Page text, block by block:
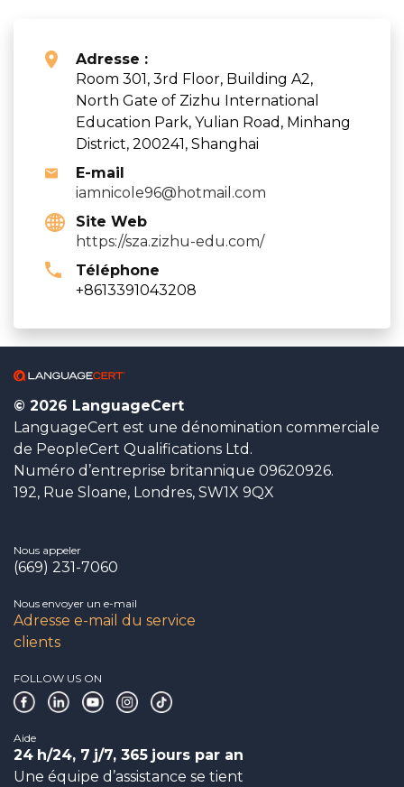
Adresse :
Room 301, 3rd Floor, Building A2,
North Gate of Zizhu International
Education Park, Yulian Road, Minhang
District, 200241, Shanghai
E-mail
iamnicole96@hotmail.com
Site Web
https://sza.zizhu-edu.com/
Téléphone
+8613391043208
© 2026 LanguageCert
LanguageCert est une dénomination commerciale
de PeopleCert Qualifications Ltd.
Numéro d’entreprise britannique 09620926.
192, Rue Sloane, Londres, SW1X 9QX
Nous appeler
(669) 231-7060
Nous envoyer un e-mail
Adresse e-mail du service
clients
FOLLOW US ON
Aide
24 h/24, 7 j/7, 365 jours par an
Une équipe d’assistance se tient